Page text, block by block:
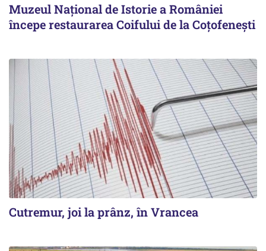
Muzeul Național de Istorie a României
începe restaurarea Coifului de la Coțofenești
Cutremur, joi la prânz, în Vrancea